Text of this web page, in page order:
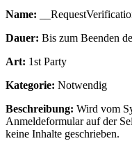
Name:
Dauer: Bis zum Beenden
Art: 1st Party
Kategorie: Notwendig
Beschreibung: Wird vom
Anmeldeformular auf der
keine Inhalte geschrieben.